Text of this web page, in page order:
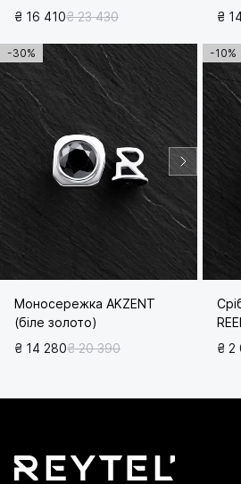
₴ 16 410₴ 23 430 ₴
-30%
Моносережка AKZENT
(біле золото)
₴ 14 280₴ 20 390
-10%
₴ 2